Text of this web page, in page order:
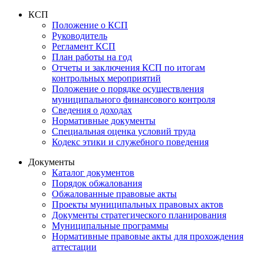
КСП
Положение о КСП
Руководитель
Регламент КСП
План работы на год
Отчеты и заключения КСП по итогам
контрольных мероприятий
Положение о порядке осуществления
муниципального финансового контроля
Сведения о доходах
Нормативные документы
Специальная оценка условий труда
Кодекс этики и служебного поведения
Документы
Каталог документов
Порядок обжалования
Обжалованные правовые акты
Проекты муниципальных правовых актов
Документы стратегического планирования
Муниципальные программы
Нормативные правовые акты для прохождения
аттестации